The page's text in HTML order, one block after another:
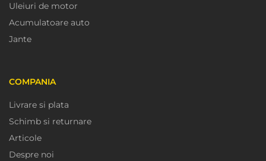
Uleiuri de motor
Acumulatoare auto
Jante
COMPANIA
Livrare si plata
Schimb si returnare
Articole
Despre noi